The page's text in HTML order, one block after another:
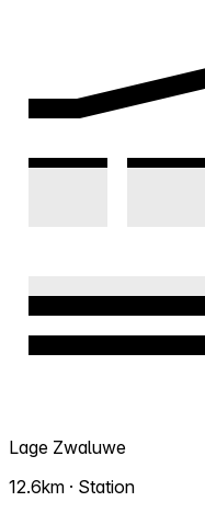
Lage Zwaluwe
12.6km · Station